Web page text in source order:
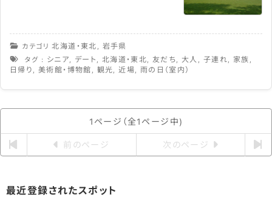
カテゴリ北海道・東北 , 岩手県
タグ : シニア, デート , 北海道・東北,友だち , 大人 , 子連れ, 家族 ,
日帰り ,美術館・博物館 , 観光,近場, 雨の日（室内）
1ページ（全1ページ中)
前のページ 次のページ
最近登録されたスポット